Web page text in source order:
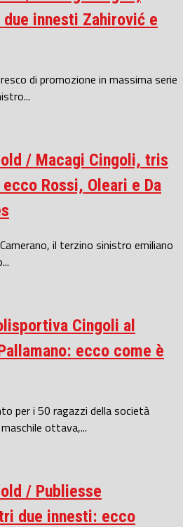
innesti Zahirović e
di promozione in massima serie
/ Macagi Cingoli, tris
Rossi, Oleari e Da
il terzino sinistro emiliano
Cingoli al
ecco come è
per i 50 ragazzi della società
ottava,...
/ Publiesse
due innesti: ecco